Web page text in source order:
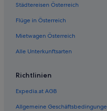
Städtereisen Österreich
Flüge in Österreich
Mietwagen Österreich
Alle Unterkunftsarten
Richtlinien
Expedia.at AGB
Allgemeine